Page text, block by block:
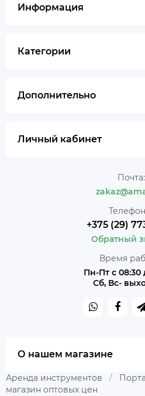
Информация
Категории
Дополнительно
Личный кабинет
Почта:
+375 (29)
Обратный
Время
Пн-Пт с 08:30
Сб, Вс-
О нашем магазине
Аренда инструментов /
магазин оптовых цен